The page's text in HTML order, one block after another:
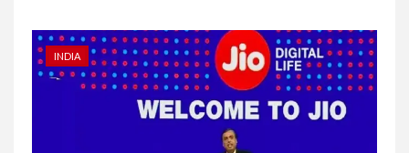
INDIA